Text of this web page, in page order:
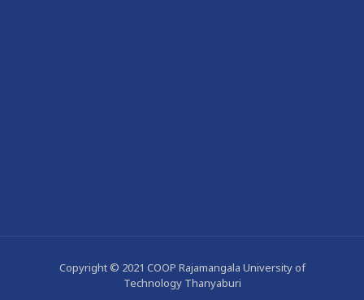
Copyright © 2021 COOP Rajamangala University of
Technology Thanyaburi